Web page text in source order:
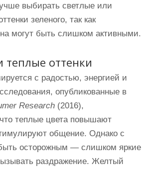
выбирать светлые или
зеленого, так как
могут быть слишком активными.
оттенки
с радостью, энергией и
опубликованные в
Research (2016),
теплые цвета повышают
общение. Однако с
осторожным — слишком яркие
раздражение. Желтый